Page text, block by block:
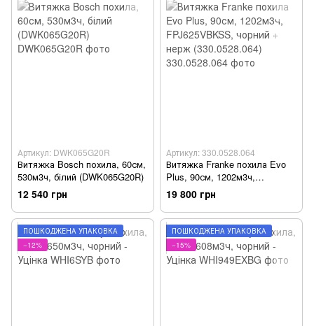
Артикул: DWK065G20R
Витяжка Bosch похила, 60см,
530м3ч, білий (DWK065G20R)
12 540 грн
Артикул: 330.0528.064
Витяжка Franke похила Evo
Plus, 90см, 1202м3ч,
FPJ625VBKSS, чорний +
нерж (330.0528.064)
19 800 грн
ПОШКОДЖЕНА УПАКОВКА
−12%
ПОШКОДЖЕНА УПАКОВКА
−15%